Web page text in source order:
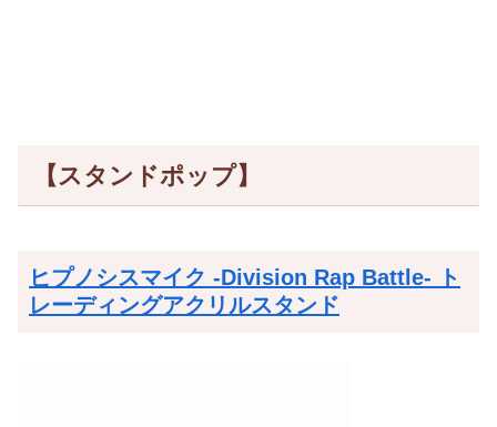
【スタンドポップ】
ヒプノシスマイク -Division Rap Battle- ト
レーディングアクリルスタンド